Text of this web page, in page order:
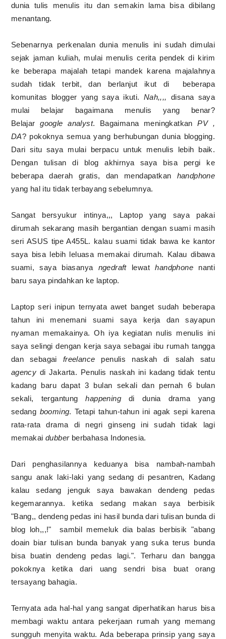
dunia tulis menulis itu dan semakin lama bisa dibilang
menantang.
Sebenarnya perkenalan dunia menulis ini sudah dimulai
sejak jaman kuliah, mulai menulis cerita pendek di kirim
ke beberapa majalah tetapi mandek karena majalahnya
sudah tidak terbit, dan berlanjut ikut di beberapa
komunitas blogger yang saya ikuti. Nah,,,, disana saya
mulai belajar bagaimana menulis yang benar?
Belajargoogle analyst. Bagaimana meningkatkanPV ,
DA? pokoknya semua yang berhubungan dunia blogging.
Dari situ saya mulai berpacu untuk menulis lebih baik.
Dengan tulisan di blog akhirnya saya bisa pergi ke
beberapa daerah gratis, dan mendapatkan handphone
yang hal itu tidak terbayang sebelumnya.
Sangat bersyukur intinya,,, Laptop yang saya pakai
dirumah sekarang masih bergantian dengan suami masih
seri ASUS tipe A455L. kalau suami tidak bawa ke kantor
saya bisa lebih leluasa memakai dirumah. Kalau dibawa
suami, saya biasanya ngedraftlewathandphonenanti
baru saya pindahkan ke laptop.
Laptop seri inipun ternyata awet banget sudah beberapa
tahun ini menemani suami saya kerja dan sayapun
nyaman memakainya. Oh iya kegiatan nulis menulis ini
saya selingi dengan kerja saya sebagai ibu rumah tangga
dan sebagai freelance penulis naskah di salah satu
agency di Jakarta. Penulis naskah ini kadang tidak tentu
kadang baru dapat 3 bulan sekali dan pernah 6 bulan
sekali, tergantunghappening di dunia drama yang
sedang booming. Tetapi tahun-tahun ini agak sepi karena
rata-rata drama di negri ginseng ini sudah tidak lagi
memakai dubberberbahasa Indonesia.
Dari penghasilannya keduanya bisa nambah-nambah
sangu anak laki-laki yang sedang di pesantren, Kadang
kalau sedang jenguk saya bawakan dendeng pedas
kegemarannya. ketika sedang makan saya berbisik
"Bang,, dendeng pedas ini hasil bunda dari tulisan bunda di
blog loh,,,!" sambil memeluk dia balas berbisik "abang
doain biar tulisan bunda banyak yang suka terus bunda
bisa buatin dendeng pedas lagi.". Terharu dan bangga
pokoknya ketika dari uang sendri bisa buat orang
tersayang bahagia.
Ternyata ada hal-hal yang sangat diperhatikan harus bisa
membagi waktu antara pekerjaan rumah yang memang
sungguh menyita waktu. Ada beberapa prinsip yang saya